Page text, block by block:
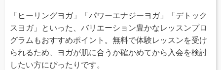
「ヒーリングヨガ」「パワーエナジーヨガ」「デトック
スヨガ」といった、バリエーション豊かなレッスンプロ
グラムもおすすめポイント。無料で体験レッスンを受け
られるため、ヨガが肌に合うか確かめてから入会を検討
したい方にぴったりです。